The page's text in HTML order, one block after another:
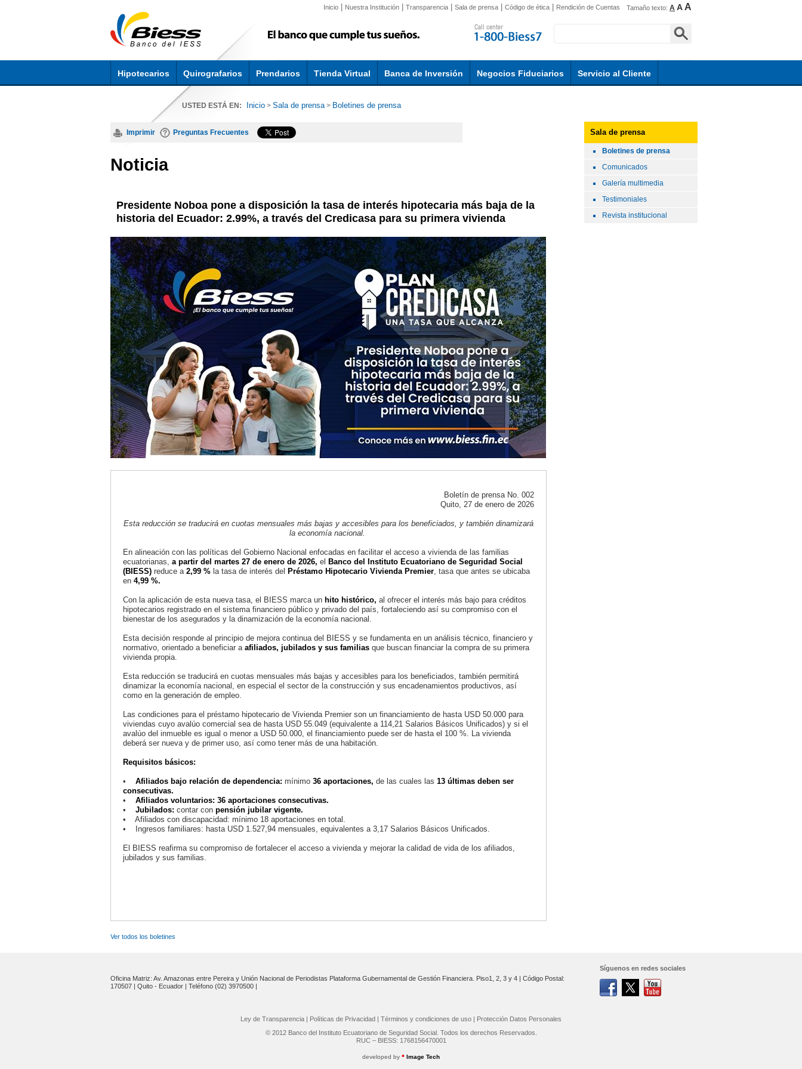
Inicio| Nuestra Institución| Transparencia| Sala de prensa| Código de ética| Rendición de Cuentas Tamaño texto: A A A
Hipotecarios Quirografarios Prendarios Tienda Virtual Banca de Inversión Negocios Fiduciarios Servicio al Cliente
USTED ESTÁ EN: Inicio > Sala de prensa> Boletines de prensa
Imprimir Preguntas Frecuentes
Noticia
Presidente Noboa pone a disposición la tasa de interés hipotecaria más baja de la
historia del Ecuador: 2.99%, a través del Credicasa para su primera vivienda
Boletín de prensa No. 002
Quito, 27 de enero de 2026
Esta reducción se traducirá en cuotas mensuales más bajas y accesibles para los beneficiados, y también dinamizará
la economía nacional.
En alineación con las políticas del Gobierno Nacional enfocadas en facilitar el acceso a vivienda de las familias
ecuatorianas, a partir del martes 27 de enero de 2026, el Banco del Instituto Ecuatoriano de Seguridad Social
(BIESS) reduce a2,99 % la tasa de interés del Préstamo Hipotecario Vivienda Premier, tasa que antes se ubicaba
en 4,99 %.
Con la aplicación de esta nueva tasa, el BIESS marca un hito histórico, al ofrecer el interés más bajo para créditos
hipotecarios registrado en el sistema financiero público y privado del país, fortaleciendo así su compromiso con el
bienestar de los asegurados y la dinamización de la economía nacional.
Esta decisión responde al principio de mejora continua del BIESS y se fundamenta en un análisis técnico, financiero y
normativo, orientado a beneficiar aafiliados, jubilados y sus familias que buscan financiar la compra de su primera
vivienda propia.
Esta reducción se traducirá en cuotas mensuales más bajas y accesibles para los beneficiados, también permitirá
dinamizar la economía nacional, en especial el sector de la construcción y sus encadenamientos productivos, así
como en la generación de empleo.
Las condiciones para el préstamo hipotecario de Vivienda Premier son un financiamiento de hasta USD 50.000 para
viviendas cuyo avalúo comercial sea de hasta USD 55.049 (equivalente a 114,21 Salarios Básicos Unificados) y si el
avalúo del inmueble es igual o menor a USD 50.000, el financiamiento puede ser de hasta el 100 %. La vivienda
deberá ser nueva y de primer uso, así como tener más de una habitación.
Requisitos básicos:
• Afiliados bajo relación de dependencia: mínimo 36 aportaciones, de las cuales las 13 últimas deben ser
consecutivas.
•
Afiliados voluntarios: 36 aportaciones consecutivas.
• Jubilados: contar con pensión jubilar vigente.
• Afiliados con discapacidad: mínimo 18 aportaciones en total.
• Ingresos familiares: hasta USD 1.527,94 mensuales, equivalentes a 3,17 Salarios Básicos Unificados.
El BIESS reafirma su compromiso de fortalecer el acceso a vivienda y mejorar la calidad de vida de los afiliados,
jubilados y sus familias.
Ver todos los boletines
Sala de prensa
Boletines de prensa
Comunicados
Galería multimedia
Testimoniales
Revista institucional
Oficina Matriz: Av. Amazonas entre Pereira y Unión Nacional de Periodistas Plataforma Gubernamental de Gestión Financiera. Piso1, 2, 3 y 4 | Código Postal:
170507 | Quito - Ecuador | Teléfono (02) 3970500 |
Síguenos en redes sociales
Ley de Transparencia | Políticas de Privacidad | Términos y condiciones de uso | Protección Datos Personales
© 2012 Banco del Instituto Ecuatoriano de Seguridad Social. Todos los derechos Reservados.
RUC – BIESS: 1768156470001
developed by • Image Tech